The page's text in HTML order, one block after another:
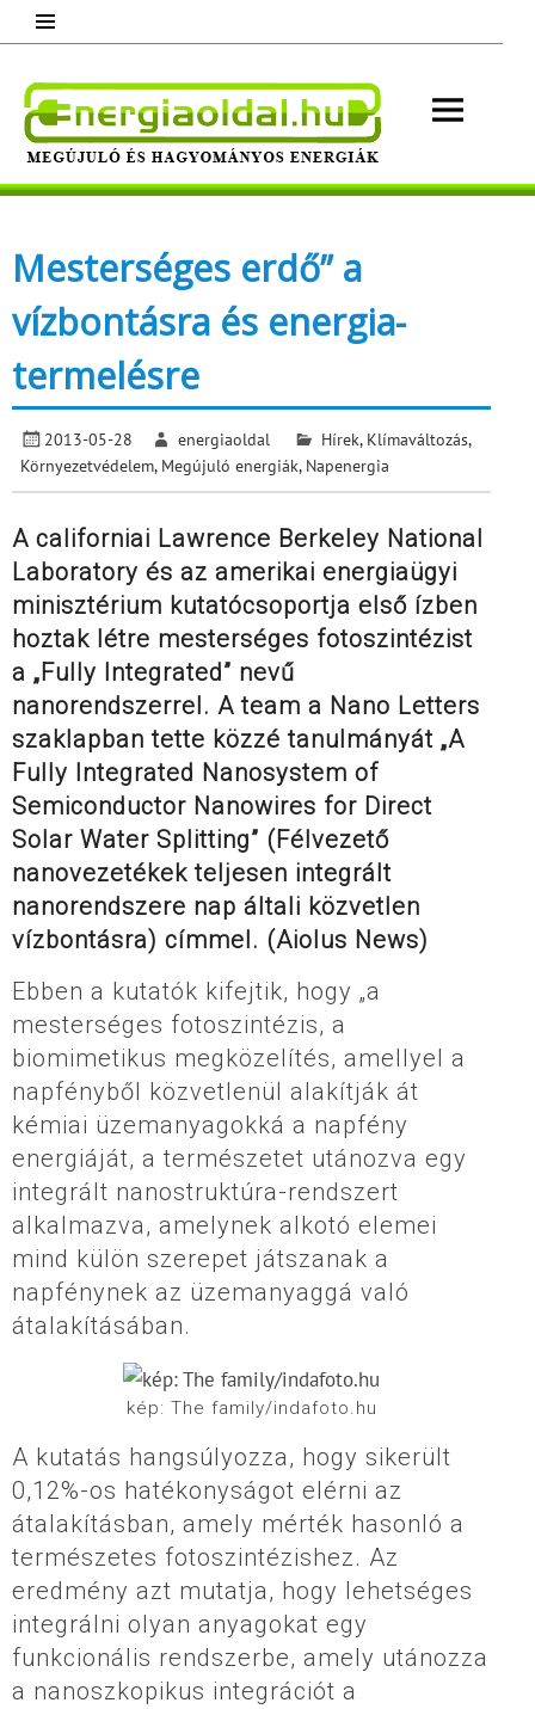
content
Megújuló és hagyományos energiák.
Mesterséges erdő” a
vízbontásra és energia-
termelésre
2013-05-28 energiaoldal Hírek, Klímaváltozás,
Környezetvédelem, Megújuló energiák, Napenergia
A californiai Lawrence Berkeley National
Laboratory és az amerikai energiaügyi
minisztérium kutatócsoportja első ízben
hoztak létre mesterséges fotoszintézist
a „Fully Integrated” nevű
nanorendszerrel. A team a Nano Letters
szaklapban tette közzé tanulmányát „A
Fully Integrated Nanosystem of
Semiconductor Nanowires for Direct
Solar Water Splitting” (Félvezető
nanovezetékek teljesen integrált
nanorendszere nap általi közvetlen
vízbontásra) címmel. (Aiolus News)
Ebben a kutatók kifejtik, hogy „a
mesterséges fotoszintézis, a
biomimetikus megközelítés, amellyel a
napfényből közvetlenül alakítják át
kémiai üzemanyagokká a napfény
energiáját, a természetet utánozva egy
integrált nanostruktúra-rendszert
alkalmazva, amelynek alkotó elemei
mind külön szerepet játszanak a
napfénynek az üzemanyaggá való
átalakításában.
kép: The family/indafoto.hu
A kutatás hangsúlyozza, hogy sikerült
0,12%-os hatékonyságot elérni az
átalakításban, amely mérték hasonló a
természetes fotoszintézishez. Az
eredmény azt mutatja, hogy lehetséges
integrálni olyan anyagokat egy
funkcionális rendszerbe, amely utánozza
a nanoszkopikus integrációt a